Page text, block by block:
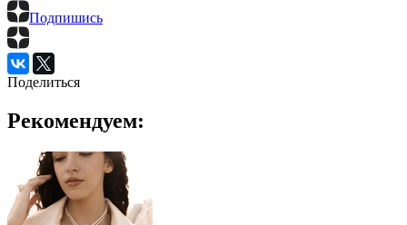
Подпишись
Поделиться
Рекомендуем: